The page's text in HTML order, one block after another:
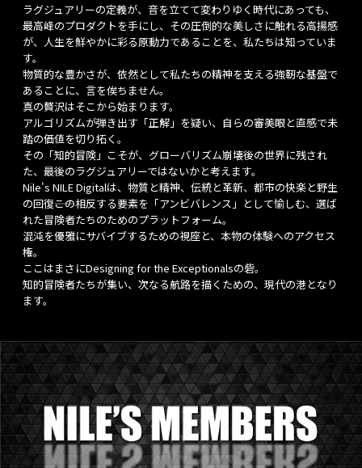
ラグジュアリーの定義が、音を立てて変わりゆく時代にあっても、
最高峰のプロダクトを手にし、その圧倒的な美しさに触れる高揚感
が、人生を鮮やかに彩る原動力であることを、私たちは知っていま
す。
物質的な豊かさが、依然として私たちの精神を支える強靭な基盤で
あることに、言を俟ちません。
真の贅沢はそこから始まります。
アルゴリズムが弾き出す「正解」を疑い、自らの審美眼と直感で未
踏の価値を切り拓く。
その「知的冒険」こそが、グローバリズム崩壊後の世界に残され
た、最後のラグジュアリーではないかと考えます。
Nile's NILE Digitalは、物質と精神、伝統と革新、都市の快楽と野生
の回復――この相反する要素を「アンビバレンス」として愉しむ、選ば
れた冒険者たちのためのプラットフォーム。
混沌を優雅にサバイブするための視座と、本物の体験へのアクセス
権。
ここはまさにDesigning for the Exceptionalsの砦。
知的冒険者たちが集い、次なる航路を描くための、現代の港となり
ます。